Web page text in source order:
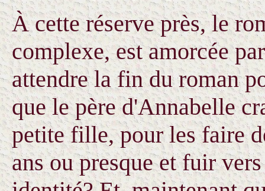
À cette réserve près, le
complexe, est amorcée
attendre la fin du roman
que le père d'Annabelle
petite fille, pour les faire
ans ou presque et fuir